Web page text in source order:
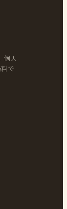
個人
で